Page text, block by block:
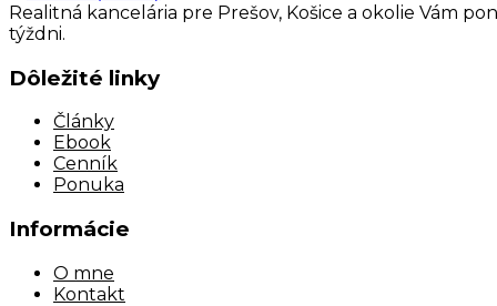
Realitná kancelária pre Prešov, Košice a okolie Vám
týždni.
Dôležité linky
Články
Ebook
Cenník
Ponuka
Informácie
O mne
Kontakt